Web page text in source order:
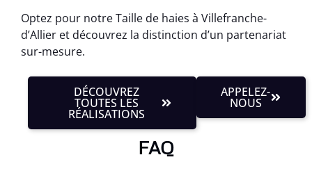
Optez pour notre Taille de haies à Villefranche-
d’Allier et découvrez la distinction d’un partenariat
sur-mesure.
DÉCOUVREZ
TOUTES LES
RÉALISATIONS
APPELEZ-
NOUS
FAQ